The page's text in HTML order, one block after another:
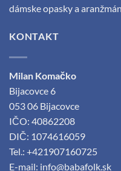
dámske opasky a
KONTAKT
Milan Komačko
Bijacovce 6
053 06 Bijacovce
IČO: 40862208
DIČ: 1074616059
Tel.: +421907160725
E-mail: info@babafolk.sk